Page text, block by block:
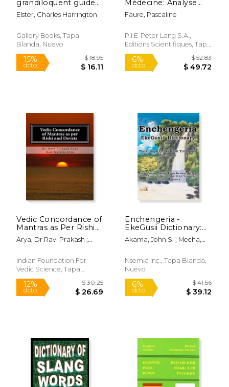
50%
dcto. $ 174.97
15%
dcto.
grandiloquent guide
to life (en Inglés)
Elster, Charles Harrington
Gallery Books, Tapa
Blanda, Nuevo
Médecine: Analyse
Comparative
Interlingue (en
Faure, Pascaline
P.I.E-Peter Lang S.A.,
Editions Scientifiques, Tapa
Blanda, Nuevo
Vedic Concordance of
Mantras as Per Rishi
and Devata (en
Sánscrito)
Arya, Dr Ravi Prakash ;
Indian Foundation For
Vedic Science, Tapa
Blanda, Nuevo
Enchengeria -
EkeGusii Dictionary:
The Complete
EkeGusii Trilingual
Akama, John S. ; Mecha,
Nsemia Inc., Tapa Blanda,
Nuevo